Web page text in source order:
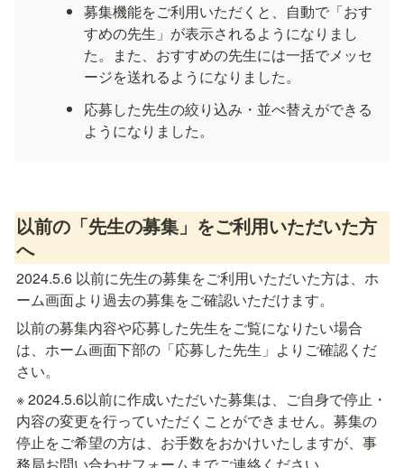
募集機能をご利用いただくと、自動で「おす
すめの先生」が表示されるようになりまし
た。また、おすすめの先生には一括でメッセ
ージを送れるようになりました。
応募した先生の絞り込み・並べ替えができる
ようになりました。
以前の「先生の募集」をご利用いただいた方
へ
2024.5.6 以前に先生の募集をご利用いただいた方は、ホ
ーム画面より過去の募集をご確認いただけます。
以前の募集内容や応募した先生をご覧になりたい場合
は、ホーム画面下部の「応募した先生」よりご確認くだ
さい。
※ 2024.5.6以前に作成いただいた募集は、ご自身で停止・
内容の変更を行っていただくことができません。募集の
停止をご希望の方は、お手数をおかけいたしますが、事